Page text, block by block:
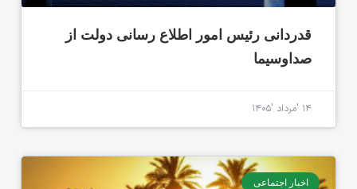
قدردانی رئیس امور اطلاع رسانی دولت از
صداوسیما
۱۴ 'مرداد '۱۴۰۵
اخبار اجتماعی